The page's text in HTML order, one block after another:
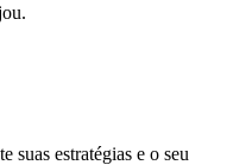
suas estratégias e o seu